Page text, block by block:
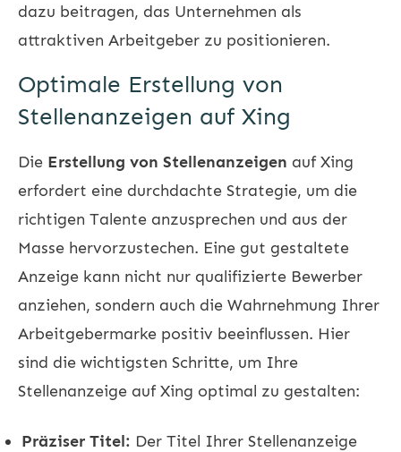
dazu beitragen, das Unternehmen als
attraktiven Arbeitgeber zu positionieren.
Optimale Erstellung von
Stellenanzeigen auf Xing
Die Erstellung von Stellenanzeigen auf Xing
erfordert eine durchdachte Strategie, um die
richtigen Talente anzusprechen und aus der
Masse hervorzustechen. Eine gut gestaltete
Anzeige kann nicht nur qualifizierte Bewerber
anziehen, sondern auch die Wahrnehmung Ihrer
Arbeitgebermarke positiv beeinflussen. Hier
sind die wichtigsten Schritte, um Ihre
Stellenanzeige auf Xing optimal zu gestalten:
Präziser Titel: Der Titel Ihrer Stellenanzeige